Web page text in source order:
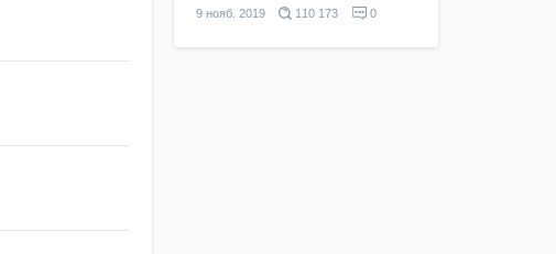
9 нояб. 2019 110 173 0